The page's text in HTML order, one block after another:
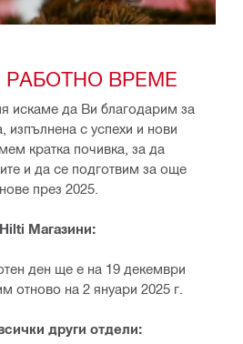
ВРЕМЕ
искаме да Ви благодарим за
изпълнена с успехи и нови
кратка почивка, за да
и да се подготвим за още
през 2025.
Магазини:
ден ще е на 19 декември
отново на 2 януари 2025 г.
други отдели: